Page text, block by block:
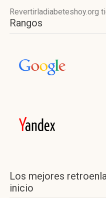
Revertirladiabeteshoy.org
Rangos
Los mejores
inicio